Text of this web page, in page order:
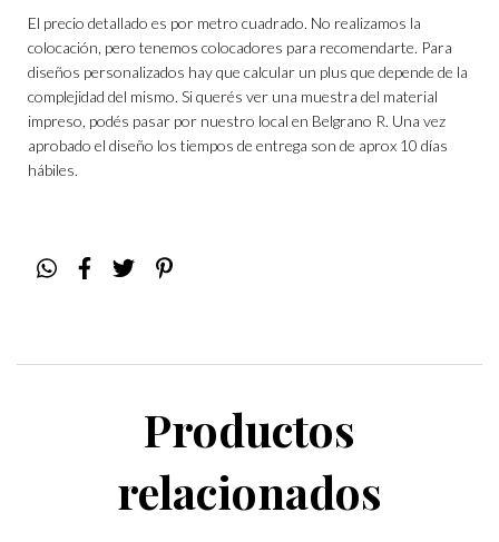
El precio detallado es por metro cuadrado. No realizamos la
colocación, pero tenemos colocadores para recomendarte. Para
diseños personalizados hay que calcular un plus que depende de la
complejidad del mismo. Si querés ver una muestra del material
impreso, podés pasar por nuestro local en Belgrano R. Una vez
aprobado el diseño los tiempos de entrega son de aprox 10 días
hábiles.
Productos
relacionados